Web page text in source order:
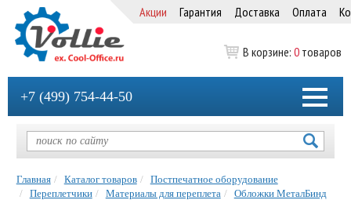
Акции Гарантия Доставка Оплата
В корзине: 0 товаров
+7 (499) 754-44-50
Главная Каталог товаров
Постпечатное оборудование
Переплетчики
Материалы для переплета
Обложки МеталБинд